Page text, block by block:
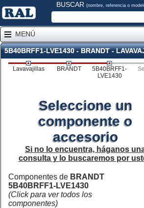
BUSCAR (nombre, referencia o
MENÚ
5B40BRFF1-LVE1430 - BRANDT -
Lavavajillas BRANDT
5B40BRFF1-
LVE1430
Seleccione un
componente o
accesorio
Si no lo encuentra, háganos
consulta y lo buscaremos por
Componentes de BRANDT
5B40BRFF1-LVE1430
(Click para ver todos los
componentes)